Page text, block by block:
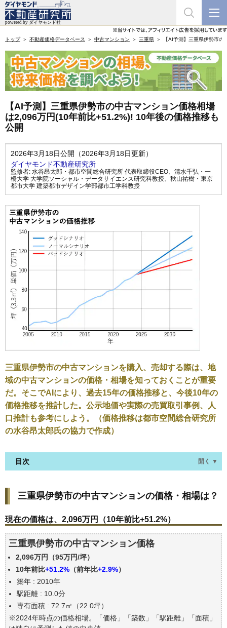
トップ 不動産価格データベース 中古マンション 三重県 【AI予測】三重県伊勢市
【AI予測】三重県伊勢市の中古マンション価格相場
は2,096万円(10年前比+51.2%)! 10年後の価格推移も
公開
2026年3月18日公開（2026年3月18日更新）
ダイヤモンド不動産研究所
監修者: 水谷昂太郎・都市空間総合研究所 代表取締役CEO、 清水千弘・一
橋大学 大学院ソーシャル・データサイエンス研究科教授、 秋山祐樹・東京
都市大学 建築都市デザイン学部都市工学科教授
三重県伊勢市の中古マンションを購入、売却する際は、地
域の中古マンションの価格・相場を知っておくことが重要
だ。そこでAIにより、過去15年の価格推移と、今後10年の
価格推移を推計した。公示地価や実際の売買取引事例、人
口推計も参考にしよう。（価格推移は都市空間総合研究所
の水谷昂太郎氏の協力で作成）
目次 開く ▼
現在の価格は、2,096万円（10年前比+51.2%）
価格を詳細に分析しよう
築年数で価格はどうなる？
三重県伊勢市の中古マンションの過去の売買事例
公示地価はいくら
エリアの将来性を人口予想から検討しよう
自分の年収でいくらの不動産が買える？
三重県伊勢市の中古マンションの価格・相場は？
現在の価格は、2,096万円（10年前比+51.2%）
三重県伊勢市の中古マンション価格
2,096万円（95万円/坪）
10年前比+51.2% （前年比+2.9%）
築年 : 2010年
駅距離 : 10.0分
専有面積 : 72.7㎡（22.0坪）
※2024年時点の価格相場。「価格」「築数」「駅距離」「面積」